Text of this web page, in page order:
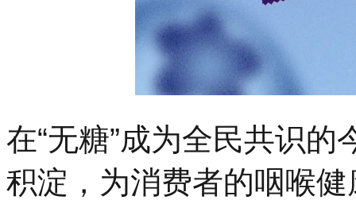
在“无糖”成为全民共识
积淀，为消费者的咽喉健